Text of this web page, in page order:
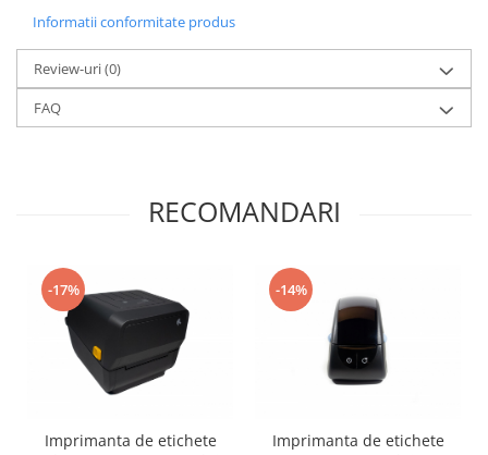
Informatii conformitate produs
Review-uri(0)
FAQ
RECOMANDARI
-17%
Imprimanta de etichete
-14%
Imprimanta de etichete